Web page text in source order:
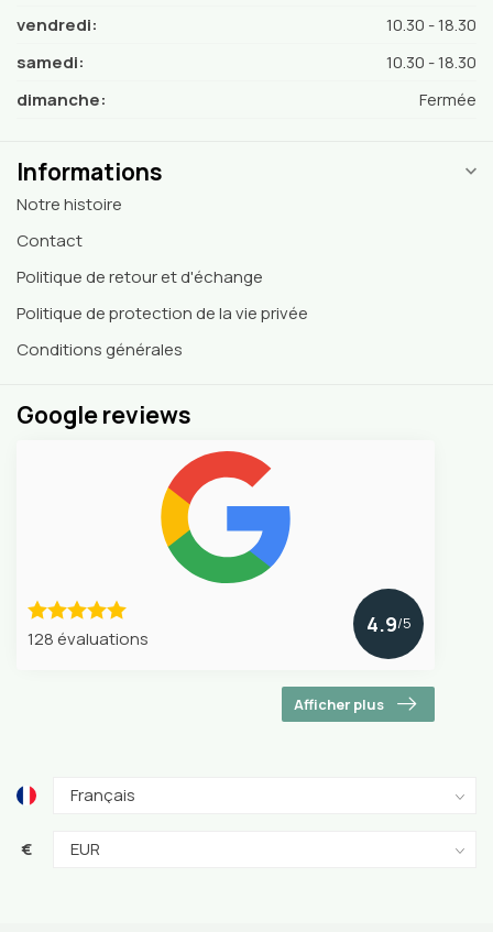
vendredi:
10.30 - 18.30
samedi:
10.30 - 18.30
dimanche:
Fermée
Informations
Notre histoire
Contact
Politique de retour et d'échange
Politique de protection de la vie privée
Conditions générales
Google reviews
128 évaluations
4.9/5
Afficher plus
€